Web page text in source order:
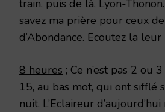
train, puis de là, Lyon-
savez ma prière pour ceux
d’Abondance. Ecoutez la
8 heures ; Ce n’est pas 2 ou
15, au bas mot, qui ont sifflé
nuit. L’Eclaireur